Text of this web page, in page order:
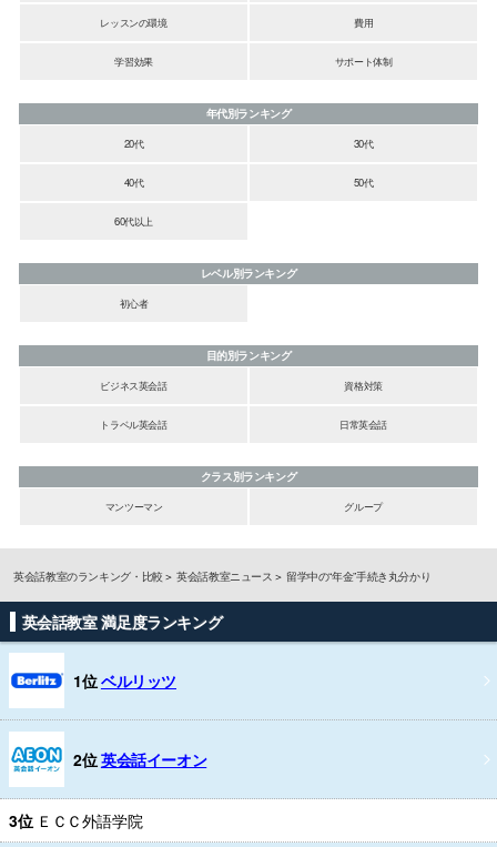
レッスンの環境 費用
学習効果 サポート体制
年代別ランキング
20代
30代
40代 50代
60代以上
レベル別ランキング
初心者
目的別ランキング
ビジネス英会話
資格対策
トラベル英会話 日常英会話
クラス別ランキング
マンツーマン
グループ
英会話教室のランキング・比較 英会話教室ニュース 留学中の“年金”手続き丸分かり
英会話教室 満足度ランキング
1位ベルリッツ
2位英会話イーオン
3位 ＥＣＣ外語学院